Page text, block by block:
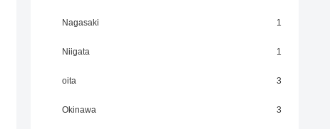
Nagasaki 1
Niigata 1
oita 3
Okinawa 3